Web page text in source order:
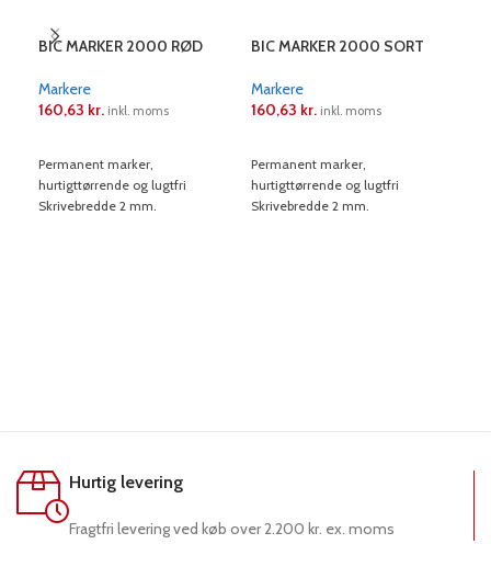
BIC MARKER 2000 RØD
Markere
160,63 kr. inkl. moms
Permanent marker,
hurtigttørrende og lugtfri
Skrivebredde 2 mm.
BIC MARKER 2000 SORT
Markere
160,63 kr. inkl. moms
Permanent marker,
hurtigttørrende og lugtfri
Skrivebredde 2 mm.
Hurtig levering
Fragtfri levering ved køb over 2.200 kr. ex. moms